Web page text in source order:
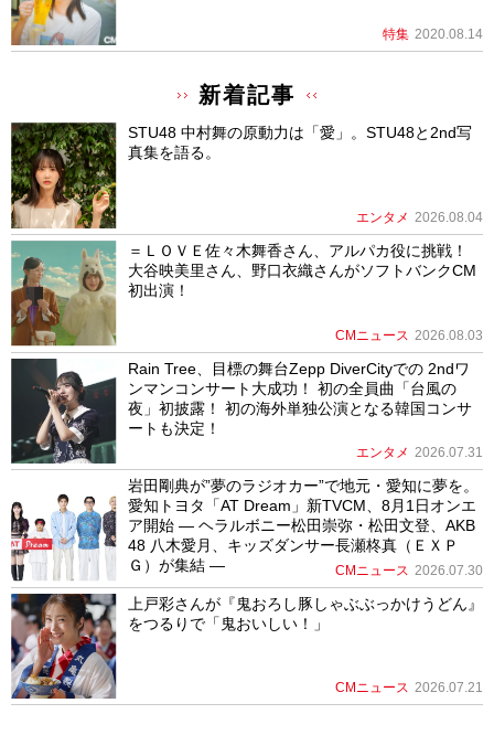
特集 2020.08.14
新着記事
STU48 中村舞の原動力は「愛」。STU48と2nd写
真集を語る。
エンタメ 2026.08.04
＝ＬＯＶＥ佐々木舞香さん、アルパカ役に挑戦！
大谷映美里さん、野口衣織さんがソフトバンクCM
初出演！
CMニュース 2026.08.03
Rain Tree、目標の舞台Zepp DiverCityでの 2ndワ
ンマンコンサート大成功！ 初の全員曲「台風の
夜」初披露！ 初の海外単独公演となる韓国コンサ
ートも決定！
エンタメ 2026.07.31
岩田剛典が”夢のラジオカー”で地元・愛知に夢を。
愛知トヨタ「AT Dream」新TVCM、8月1日オンエ
ア開始 ― ヘラルボニー松田崇弥・松田文登、AKB
48 八木愛月、キッズダンサー長瀬柊真（ＥＸＰ
Ｇ）が集結 ―
CMニュース 2026.07.30
上戸彩さんが『鬼おろし豚しゃぶぶっかけうどん』
をつるりで「鬼おいしい！」
CMニュース 2026.07.21